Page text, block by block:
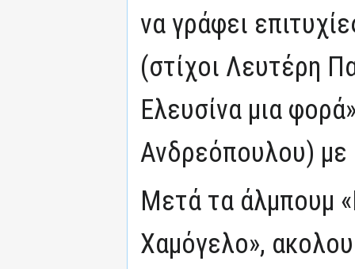
να γράφει
(στίχοι Λευτέρη
Ελευσίνα μια
Ανδρεόπουλου) με
Μετά τα άλμπουμ
Χαμόγελο»,